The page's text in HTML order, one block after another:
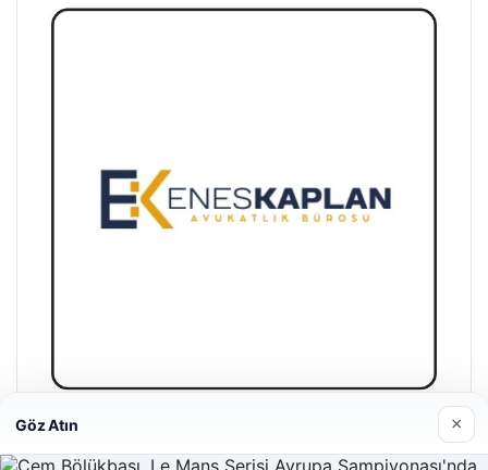
Enes Kaplan Avukatlık Bürosu
28/04/2026
Göz Atın ×